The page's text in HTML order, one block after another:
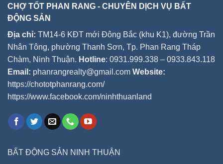
CHỢ TỐT PHAN RANG - CHUYÊN DỊCH VỤ BẤT
ĐỘNG SẢN
Địa chỉ: TM14-6 KĐT mới Đông Bắc (khu K1), đường Trần
Nhân Tông, phường Thanh Sơn, Tp. Phan Rang Tháp
Chàm, Ninh Thuận. Hotline: 0931.999.338 – 0933.843.118
Email: phanrangrealty@gmail.com Website:
https://chototphanrang.com/
https://www.facebook.com/ninhthuanland
BẤT ĐỘNG SẢN NINH THUẬN